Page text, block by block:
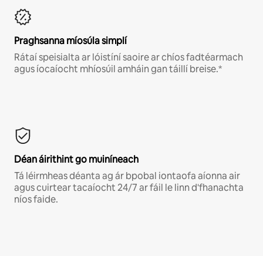
Praghsanna míosúla simplí
Rátaí speisialta ar lóistíní saoire ar chíos fadtéarmach
agus íocaíocht mhíosúil amháin gan táillí breise.*
Déan áirithint go muiníneach
Tá léirmheas déanta ag ár bpobal iontaofa aíonna air
agus cuirtear tacaíocht 24/7 ar fáil le linn d'fhanachta
níos faide.